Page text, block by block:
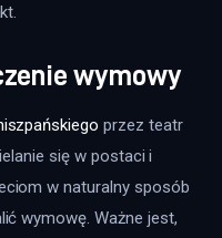
wymowy
przez teatr
się w postaci i
w naturalny sposób
wymowę. Ważne jest,